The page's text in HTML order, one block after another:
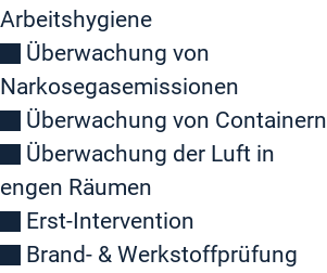
Arbeitshygiene
Überwachung von
Narkosegasemissionen
Überwachung von Containern
Überwachung der Luft in
engen Räumen
Erst-Intervention
Brand- & Werkstoffprüfung